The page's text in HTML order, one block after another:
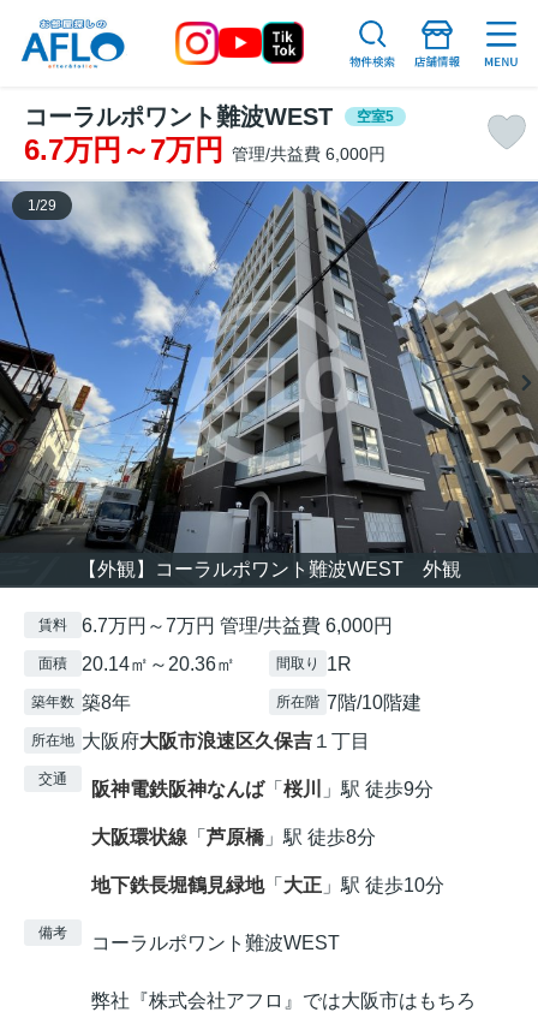
コーラルポワント難波WEST 空室5
6.7万円～7万円 管理/共益費 6,000円
【外観】コーラルポワント難波WEST 外観
1 /29
賃料 6.7万円～7万円 管理/共益費 6,000円
面積 20.14㎡～20.36㎡ 間取り 1R
築年数 築8年 所在階 7階/10階建
所在地 大阪府大阪市浪速区久保吉 １丁目
交通 阪神電鉄阪神なんば「 桜川 」駅 徒歩9分
大阪環状線 「 芦原橋」駅 徒歩8分
地下鉄長堀鶴見緑地「 大正 」駅 徒歩10分
備考 コーラルポワント難波WEST
弊社『株式会社アフロ』では大阪市はもちろ